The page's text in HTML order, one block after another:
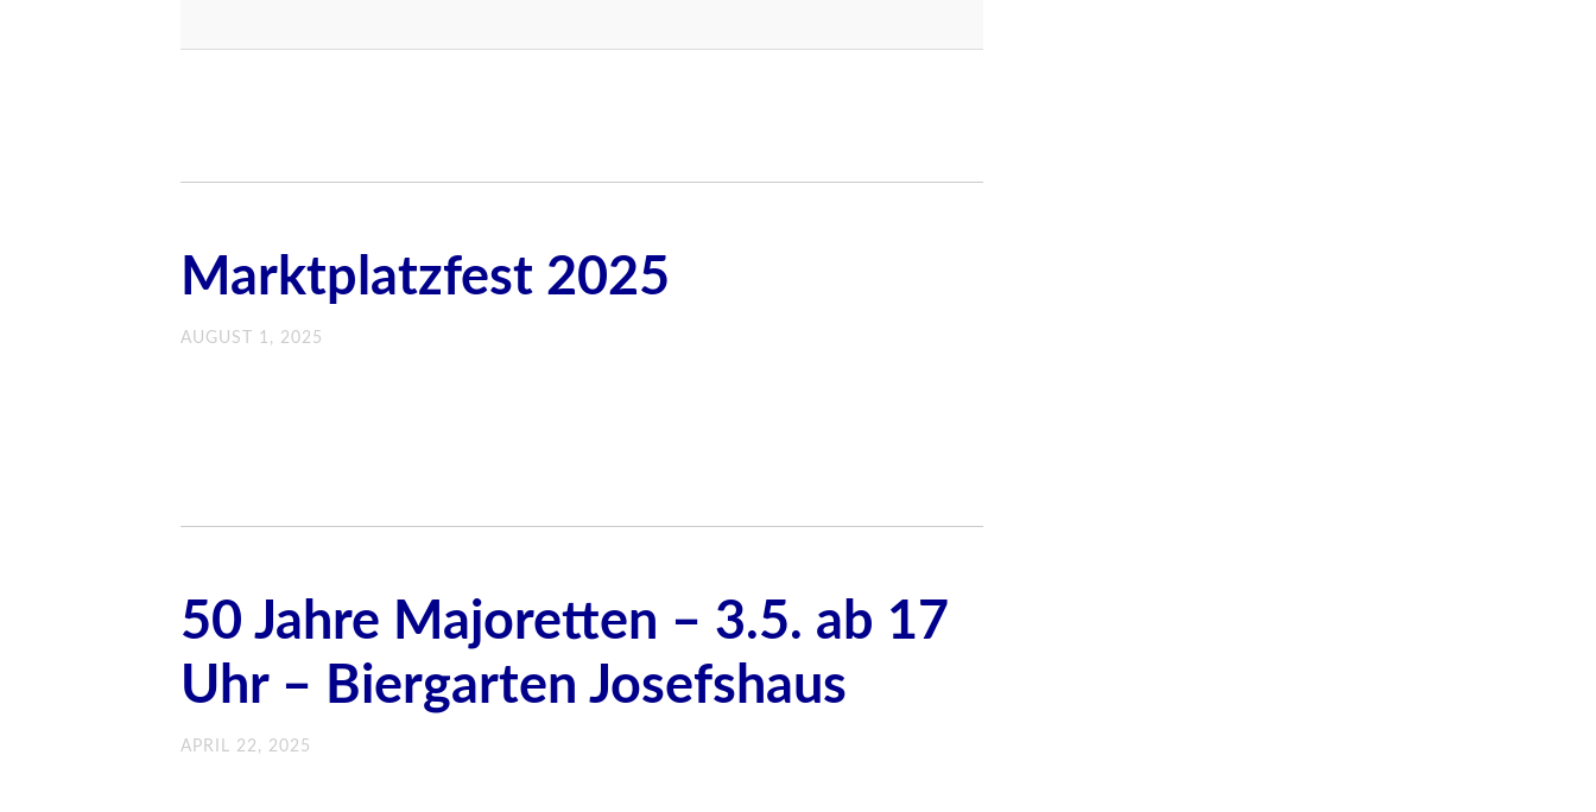
Marktplatzfest 2025
AUGUST 1, 2025
50 Jahre Majoretten – 3.5. ab 17
Uhr – Biergarten Josefshaus
APRIL 22, 2025